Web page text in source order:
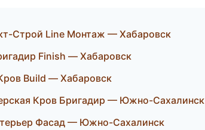
Строй Line Монтаж — Хабаровск
Finish — Хабаровск
Build — Хабаровск
Кров Бригадир — Южно-Сахалинск
Фасад — Южно-Сахалинск